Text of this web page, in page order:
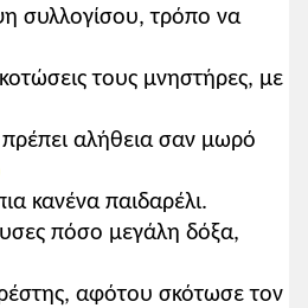
συλλογίσου, τρόπο να
τους μνηστήρες, με
αλήθεια σαν μωρό
κανένα παιδαρέλι.
πόσο μεγάλη δόξα,
αφότου σκότωσε τον